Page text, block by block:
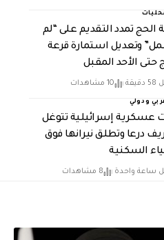
الحج تمدد التقديم على “لم
وتعديل استمارة قرعة
حتى الأحد المقبل
10 مشاهدات
ودولي
عسكرية إسرائيلية تتوغل
درعا وتطلق نيرانها فوق
السكنية
ساعة واحدة 8 مشاهدات